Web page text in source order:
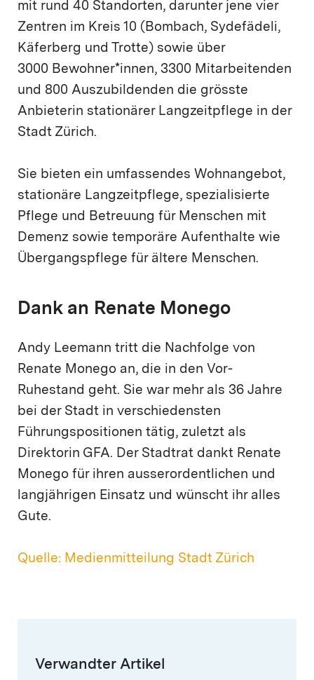
mit rund 40 Standorten, darunter jene vier
Zentren im Kreis 10 (Bombach, Sydefädeli,
Käferberg und Trotte) sowie über
3000 Bewohner*innen, 3300 Mitarbeitenden
und 800 Auszubildenden die grösste
Anbieterin stationärer Langzeitpflege in der
Stadt Zürich.
Sie bieten ein umfassendes Wohnangebot,
stationäre Langzeitpflege, spezialisierte
Pflege und Betreuung für Menschen mit
Demenz sowie temporäre Aufenthalte wie
Übergangspflege für ältere Menschen.
Dank an Renate Monego
Andy Leemann tritt die Nachfolge von
Renate Monego an, die in den Vor-
Ruhestand geht. Sie war mehr als 36 Jahre
bei der Stadt in verschiedensten
Führungspositionen tätig, zuletzt als
Direktorin GFA. Der Stadtrat dankt Renate
Monego für ihren ausserordentlichen und
langjährigen Einsatz und wünscht ihr alles
Gute.
Quelle: Medienmitteilung Stadt Zürich
Verwandter Artikel